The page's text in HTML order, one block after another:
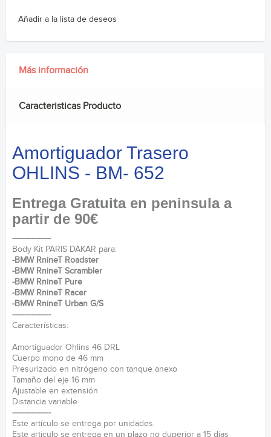
Añadir a la lista de deseos
Más información
Caracteristicas Producto
Amortiguador Trasero
OHLINS - BM- 652
Entrega Gratuita en peninsula a
partir de 90€
----------------
Body Kit PARIS DAKAR para:
-BMW RnineT Roadster
-BMW RnineT Scrambler
-BMW RnineT Pure
-BMW RnineT Racer
-BMW RnineT Urban G/S
----------------
Características:
Amortiguador Ohlins 46 DRL
Cuerpo mono de 46 mm
Presurizado en nitrógeno con tanque anexo
Tamaño del eje 16 mm
Ajustable en extensión
Distancia variable
----------------
Este artículo se entrega por unidades.
Este articulo se entrega en un plazo no duperior a 15 días